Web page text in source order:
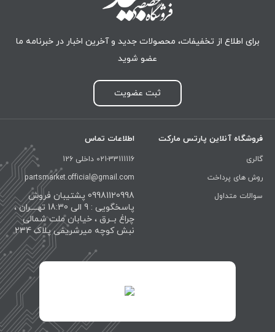
برای اطلاع از تخفیفات، محصولات جدید و آخرین اخبار در خبرنامه ما
عضو شوید
ثبت عضویت
فروشگاه آنلاین پارتس مارکت
گالری
روش های پرداخت
سوالات متداول
اطلاعات تماس
021-33111116 داخلی 126
partsmarket.official@gmail.com
09981120998 پشتیبان فروش
پاسخگویی : 9 الی 18:30 تهــــران ،
چراغ بــرق ، خیابان ملت شمالی
نبش کوچه میرشریفی پلاک 234